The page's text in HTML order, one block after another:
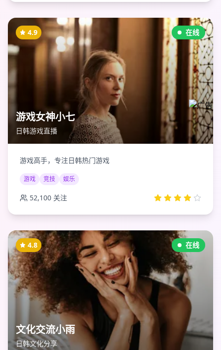
在线
4.9
游戏女神小七
日韩游戏直播
游戏高手，专注日韩热门游戏
游戏 竞技 娱乐
52,100 关注
在线
4.8
文化交流小雨
日韩文化分享